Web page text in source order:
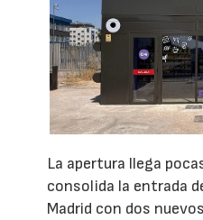
La apertura llega
consolida la entrada
Madrid con dos